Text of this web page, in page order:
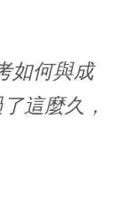
如何與成
這麼久，